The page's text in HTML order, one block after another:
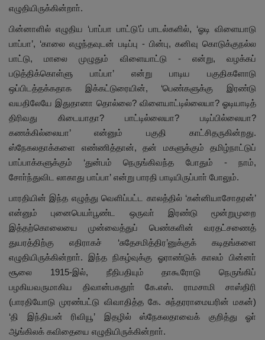
எழுதியிருக்கின்றாா்.
பின்னாளில் எழுதிய ‘பாப்பா பாட்டு’ப் பாடல்களில், ‘ஓடி விளையாடு
பாப்பா’, ‘காலை எழுந்தவுடன் படிப்பு - பின்பு, கனிவு கொடுக்குநல்ல
பாட்டு, மாலை முழுதும் விளையாட்டு - என்று, வழக்கப்
படுத்திக்கொள்ளு பாப்பா’ என்று பாடிய பகுதிகளோடு
ஒப்பிடத்தக்கதாக இக்கட்டுரையின், ‘பெண்களுக்கு இரண்டு
வயதிலேயே இதுதானா தொல்லை? விளையாட்டில்லையா? ஓடியாடித்
திரிவது கிடையாதா? பாட்டில்லையா? படிப்பில்லையா?
கணக்கில்லையா’ என்னும் பகுதி காட்சிதருகின்றது.
ஸ்நேகலதாக்களை எண்ணித்தான், தன் மகளுக்கும் தமிழ்நாட்டுப்
பாப்பாக்களுக்கும் ‘துன்பம் நெருங்கிவந்த போதும் - நாம்,
சோா்ந்துவிட லாகாது பாப்பா’ என்று பாரதி பாடியிருப்பாா் போலும்.
பாரதியின் இந்த எழுத்து வெளிப்பட்ட காலத்தில் ‘கன்னியாசோதரன்’
என்னும் புனைபெயா்பூண்ட ஒருவா் இரண்டு மூன்றுமுறை
இத்தற்கொலையை முன்வைத்துப் பெண்களின் வரதட்சணைத்
துயரத்திற்கு எதிராகச் ‘சுதேசமித்திர’னுக்குக் கடிதங்களை
எழுதியிருக்கின்றாா். இந்த நிகழ்வுக்கு ஓராண்டுக் காலம் பின்னா்
சூலை 1915-இல், நீதிபதியும் தாகூரோடு நெருங்கிப்
பழகியவருமாகிய திவான்பகதூா் கே.எஸ். ராமசாமி சாஸ்திரி
(பாரதியோடு முரண்பட்டு விவாதித்த கே. சுந்தரராமையரின் மகன்)
‘தி இந்தியன் ரிவியூ’ இதழில் ஸ்நேகலதாவைக் குறித்து ஓா்
ஆங்கிலக் கவிதையை எழுதியிருக்கின்றாா்.